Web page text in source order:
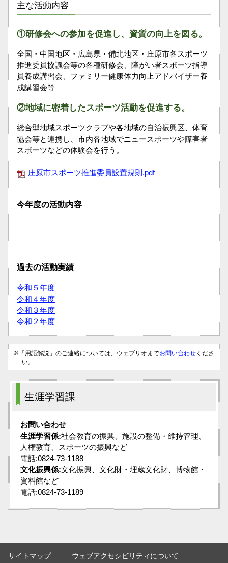
主な活動内容
①研修会への参加を促進し、資質の向上を図る。
全国・中国地区・広島県・備北地区・庄原市各スポーツ
推進委員協議会等の各種研修会、障がい者スポーツ指導
員養成講習会、ファミリー健康体力向上アドバイザー養
成講習会等
②地域に密着したスポーツ活動を促進する。
総合型地域スポーツクラブや各地域の自治振興区、体育
協会等と連携し、市内各地域でニュースポーツや障害者
スポーツなどの体験会を行う。
庄原市スポーツ推進委員設置規則.pdf
今年度の活動内容
過去の活動実績
令和５年度
令和４年度
令和３年度
令和２年度
※「用語解説」のご連絡については、ウェブリオまでお問い合わせ くださ
い。
生涯学習課
お問い合わせ
生涯学習係:社会教育の振興、施設の整備・維持管理、
人権教育、スポーツの振興など
電話:0824-73-1188
文化振興係:文化振興、文化財・埋蔵文化財、博物館・
資料館など
電話:0824-73-1189
サイトマップ
ウェブアクセシビリティについて